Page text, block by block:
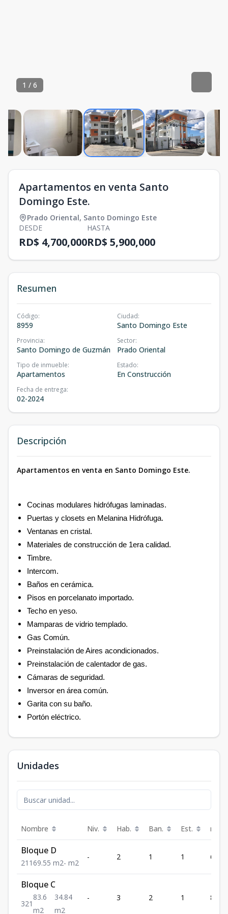
1 / 6
Apartamentos en venta Santo
Domingo Este.
Prado Oriental, Santo Domingo Este
DESDE
RD$ 4,700,000
HASTA
RD$ 5,900,000
Resumen
Código:
8959
Ciudad:
Santo Domingo Este
Provincia:
Santo Domingo de Guzmán
Sector:
Prado Oriental
Tipo de inmueble:
Apartamentos
Estado:
En Construcción
Fecha de entrega:
02-2024
Descripción
Apartamentos en venta en Santo Domingo Este.
Cocinas modulares hidrófugas laminadas.
Puertas y closets en Melanina Hidrófuga.
Ventanas en cristal.
Materiales de construcción de 1era calidad.
Timbre.
Intercom.
Baños en cerámica.
Pisos en porcelanato importado.
Techo en yeso.
Mamparas de vidrio templado.
Gas Común.
Preinstalación de Aires acondicionados.
Preinstalación de calentador de gas.
Cámaras de seguridad.
Inversor en área común.
Garita con su baño.
Portón eléctrico.
Unidades
Nombre Niv. Hab. Ban. Est. m²
Bloque D
21 1 69.55 m2- m2
- 2 1 1 69.55
Bloque C
321
83.6
m2
34.84
m2
- 3 2 1 83.6